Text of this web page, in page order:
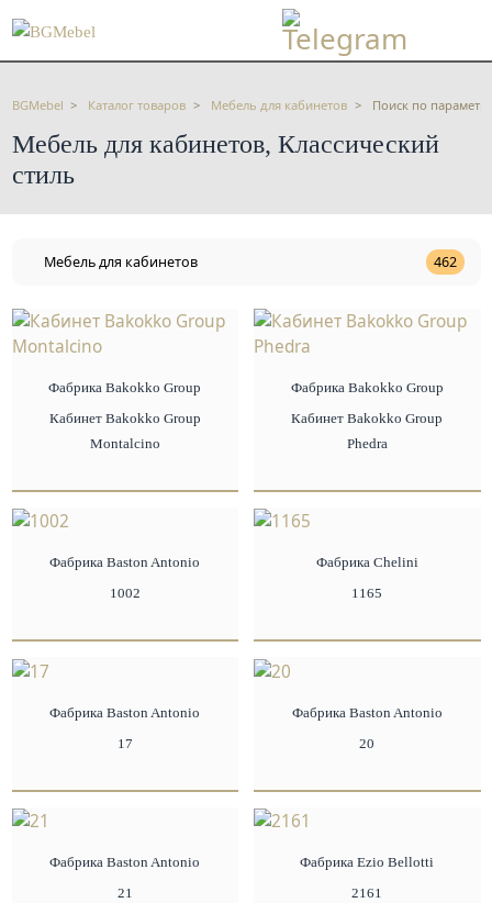
BGMebel Каталог товаров Мебель для кабинетов Поиск по
Мебель для кабинетов, Классический
стиль
Мебель для кабинетов 462
Фабрика Bakokko Group
Кабинет Bakokko Group
Montalcino
Фабрика Bakokko Group
Кабинет Bakokko Group
Phedra
Фабрика Baston Antonio
1002
Фабрика Chelini
1165
Фабрика Baston Antonio
17
Фабрика Baston Antonio
20
Фабрика Baston Antonio
21
Фабрика Ezio Bellotti
2161